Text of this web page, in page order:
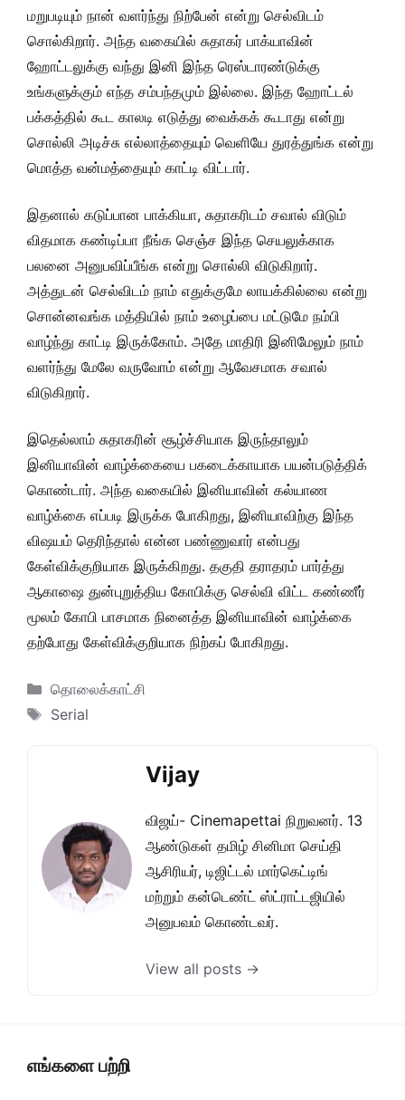
மறுபடியும் நான் வளர்ந்து நிற்பேன் என்று செல்விடம்
சொல்கிறார். அந்த வகையில் சுதாகர் பாக்யாவின்
ஹோட்டலுக்கு வந்து இனி இந்த ரெஸ்டாரண்டுக்கு
உங்களுக்கும் எந்த சம்பந்தமும் இல்லை. இந்த ஹோட்டல்
பக்கத்தில் கூட காலடி எடுத்து வைக்கக் கூடாது என்று
சொல்லி அடிச்சு எல்லாத்தையும் வெளியே துரத்துங்க என்று
மொத்த வன்மத்தையும் காட்டி விட்டார்.
இதனால் கடுப்பான பாக்கியா, சுதாகரிடம் சவால் விடும்
விதமாக கண்டிப்பா நீங்க செஞ்ச இந்த செயலுக்காக
பலனை அனுபவிப்பீங்க என்று சொல்லி விடுகிறார்.
அத்துடன் செல்விடம் நாம் எதுக்குமே லாயக்கில்லை என்று
சொன்னவங்க மத்தியில் நாம் உழைப்பை மட்டுமே நம்பி
வாழ்ந்து காட்டி இருக்கோம். அதே மாதிரி இனிமேலும் நாம்
வளர்ந்து மேலே வருவோம் என்று ஆவேசமாக சவால்
விடுகிறார்.
இதெல்லாம் சுதாகரின் சூழ்ச்சியாக இருந்தாலும்
இனியாவின் வாழ்க்கையை பகடைக்காயாக பயன்படுத்திக்
கொண்டார். அந்த வகையில் இனியாவின் கல்யாண
வாழ்க்கை எப்படி இருக்க போகிறது, இனியாவிற்கு இந்த
விஷயம் தெரிந்தால் என்ன பண்ணுவார் என்பது
கேள்விக்குறியாக இருக்கிறது. தகுதி தராதரம் பார்த்து
ஆகாஷை துன்புறுத்திய கோபிக்கு செல்வி விட்ட கண்ணீர்
மூலம் கோபி பாசமாக நினைத்த இனியாவின் வாழ்க்கை
தற்போது கேள்விக்குறியாக நிற்கப் போகிறது.
Categories
தொலைக்காட்சி
Tags
Serial
Vijay
விஜய்- Cinemapettai நிறுவனர். 13
ஆண்டுகள் தமிழ் சினிமா செய்தி
ஆசிரியர், டிஜிட்டல் மார்கெட்டிங்
மற்றும் கன்டெண்ட் ஸ்ட்ராட்டஜியில்
அனுபவம் கொண்டவர்.
View all posts →
எங்களை பற்றி